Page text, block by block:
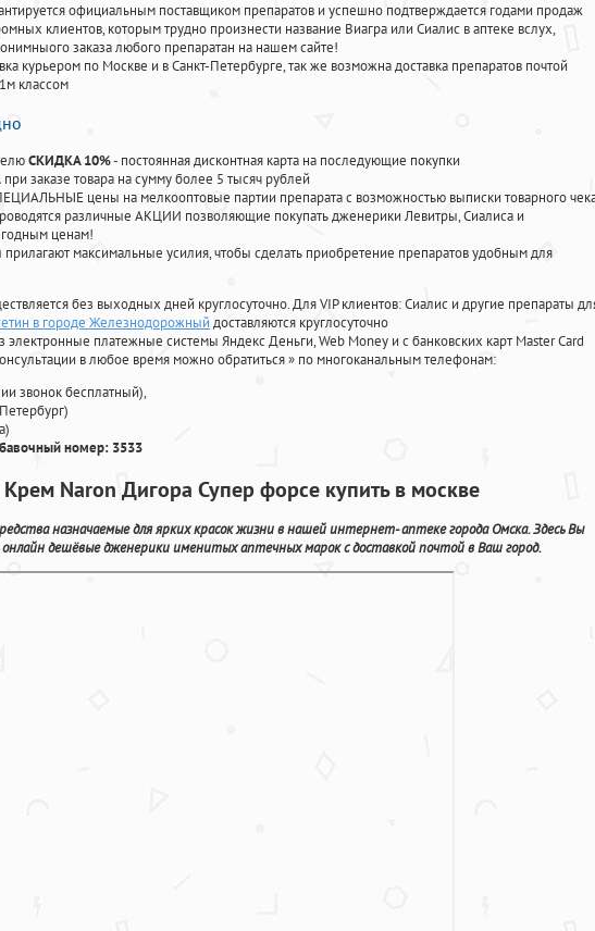
официальным поставщиком препаратов и успешно подтверждается годами продаж
клиентов, которым трудно произнести название Виагра или Сиалис в аптеке вслух,
заказа любого препаратан на нашем сайте!
курьером по Москве и в Санкт-Петербурге, так же возможна доставка препаратов почтой
классом
СКИДКА 10%- постоянная дисконтная карта на последующие покупки
при заказе товара на сумму более 5 тысяч рублей
цены на мелкооптовые партии препарата с возможностью выписки товарного
различные АКЦИИ позволяющие покупать дженерики Левитры, Сиалиса и
ценам!
максимальные усилия, чтобы сделать приобретение препаратов удобным для
без выходных дней круглосуточно. Для VIP клиентов: Сиалис и другие препараты
в городе Железнодорожный доставляются круглосуточно
электронные платежные системы Яндекс Деньги, Web Money и с банковских карт Master Card
в любое время можно обратиться» по многоканальным телефонам:
звонок бесплатный),
номер: 3533
Крем Naron Дигора Супер форсе купить в москве
назначаемые для ярких красок жизни в нашей интернет- аптеке города Омска. Здесь Вы
дешёвые дженерики именитых аптечных марок с доставкой почтой в Ваш город.